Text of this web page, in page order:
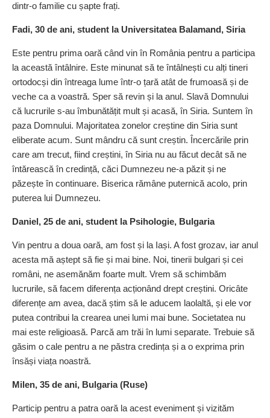
dintr-o familie cu șapte frați.
Fadi, 30 de ani, student la Universitatea Balamand, Siria
Este pentru prima oară când vin în România pentru a participa
la această întâlnire. Este minunat să te întâlnești cu alți tineri
ortodocși din întreaga lume într-o țară atât de frumoasă și de
veche ca a voastră. Sper să revin și la anul. Slavă Domnului
că lucrurile s-au îmbunătățit mult și acasă, în Siria. Suntem în
paza Domnului. Majoritatea zonelor creștine din Siria sunt
eliberate acum. Sunt mândru că sunt creștin. Încercările prin
care am trecut, fiind creștini, în Siria nu au făcut decât să ne
întărească în credință, căci Dumnezeu ne-a păzit și ne
păzește în continuare. Biserica rămâne puternică acolo, prin
puterea lui Dumnezeu.
Daniel, 25 de ani, student la Psihologie, Bulgaria
Vin pentru a doua oară, am fost și la Iași. A fost grozav, iar anul
acesta mă aștept să fie și mai bine. Noi, tinerii bulgari și cei
români, ne asemănăm foarte mult. Vrem să schimbăm
lucrurile, să facem diferența acționând drept creștini. Oricâte
diferențe am avea, dacă știm să le aducem laolaltă, și ele vor
putea contribui la crearea unei lumi mai bune. Societatea nu
mai este religioasă. Parcă am trăi în lumi separate. Trebuie să
găsim o cale pentru a ne păstra credința și a o exprima prin
însăși viața noastră.
Milen, 35 de ani, Bulgaria (Ruse)
Particip pentru a patra oară la acest eveniment și vizităm